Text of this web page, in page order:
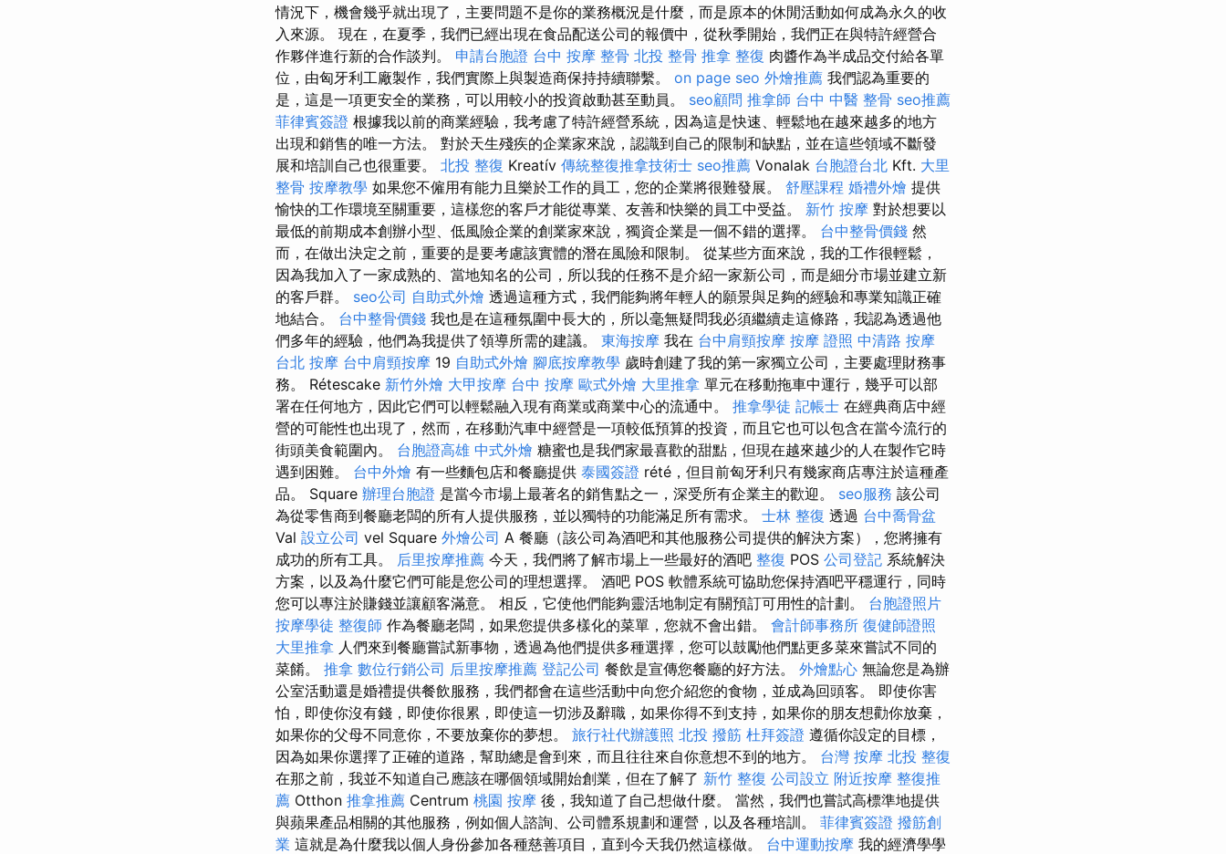
情況下，機會幾乎就出現了，主要問題不是你的業務概況是什麼，而是原本的休閒活動如何成為永久的收
入來源。 現在，在夏季，我們已經出現在食品配送公司的報價中，從秋季開始，我們正在與特許經營合
作夥伴進行新的合作談判。 申請台胞證 台中 按摩 整骨 北投 整骨 推拿 整復 肉醬作為半成品交付給各單
位，由匈牙利工廠製作，我們實際上與製造商保持持續聯繫。 on page seo 外燴推薦 我們認為重要的
是，這是一項更安全的業務，可以用較小的投資啟動甚至動員。 seo顧問 推拿師 台中 中醫 整骨 seo推薦
菲律賓簽證 根據我以前的商業經驗，我考慮了特許經營系統，因為這是快速、輕鬆地在越來越多的地方
出現和銷售的唯一方法。 對於天生殘疾的企業家來說，認識到自己的限制和缺點，並在這些領域不斷發
展和培訓自己也很重要。 北投 整復 Kreatív 傳統整復推拿技術士 seo推薦 Vonalak 台胞證台北 Kft. 大里
整骨 按摩教學 如果您不僱用有能力且樂於工作的員工，您的企業將很難發展。 舒壓課程 婚禮外燴 提供
愉快的工作環境至關重要，這樣您的客戶才能從專業、友善和快樂的員工中受益。 新竹 按摩 對於想要以
最低的前期成本創辦小型、低風險企業的創業家來說，獨資企業是一個不錯的選擇。 台中整骨價錢 然
而，在做出決定之前，重要的是要考慮該實體的潛在風險和限制。 從某些方面來說，我的工作很輕鬆，
因為我加入了一家成熟的、當地知名的公司，所以我的任務不是介紹一家新公司，而是細分市場並建立新
的客戶群。 seo公司 自助式外燴 透過這種方式，我們能夠將年輕人的願景與足夠的經驗和專業知識正確
地結合。 台中整骨價錢 我也是在這種氛圍中長大的，所以毫無疑問我必須繼續走這條路，我認為透過他
們多年的經驗，他們為我提供了領導所需的建議。 東海按摩 我在 台中肩頸按摩 按摩 證照 中清路 按摩
台北 按摩 台中肩頸按摩 19 自助式外燴 腳底按摩教學 歲時創建了我的第一家獨立公司，主要處理財務事
務。 Rétescake 新竹外燴 大甲按摩 台中 按摩 歐式外燴 大里推拿 單元在移動拖車中運行，幾乎可以部
署在任何地方，因此它們可以輕鬆融入現有商業或商業中心的流通中。 推拿學徒 記帳士 在經典商店中經
營的可能性也出現了，然而，在移動汽車中經營是一項較低預算的投資，而且它也可以包含在當今流行的
街頭美食範圍內。 台胞證高雄 中式外燴 糖蜜也是我們家最喜歡的甜點，但現在越來越少的人在製作它時
遇到困難。 台中外燴 有一些麵包店和餐廳提供 泰國簽證 rété，但目前匈牙利只有幾家商店專注於這種產
品。 Square 辦理台胞證 是當今市場上最著名的銷售點之一，深受所有企業主的歡迎。 seo服務 該公司
為從零售商到餐廳老闆的所有人提供服務，並以獨特的功能滿足所有需求。 士林 整復 透過 台中喬骨盆
Val 設立公司 vel Square 外燴公司 A 餐廳（該公司為酒吧和其他服務公司提供的解決方案），您將擁有
成功的所有工具。 后里按摩推薦 今天，我們將了解市場上一些最好的酒吧 整復 POS 公司登記 系統解決
方案，以及為什麼它們可能是您公司的理想選擇。 酒吧 POS 軟體系統可協助您保持酒吧平穩運行，同時
您可以專注於賺錢並讓顧客滿意。 相反，它使他們能夠靈活地制定有關預訂可用性的計劃。 台胞證照片
按摩學徒 整復師 作為餐廳老闆，如果您提供多樣化的菜單，您就不會出錯。 會計師事務所 復健師證照
大里推拿 人們來到餐廳嘗試新事物，透過為他們提供多種選擇，您可以鼓勵他們點更多菜來嘗試不同的
菜餚。 推拿 數位行銷公司 后里按摩推薦 登記公司 餐飲是宣傳您餐廳的好方法。 外燴點心 無論您是為辦
公室活動還是婚禮提供餐飲服務，我們都會在這些活動中向您介紹您的食物，並成為回頭客。 即使你害
怕，即使你沒有錢，即使你很累，即使這一切涉及辭職，如果你得不到支持，如果你的朋友想勸你放棄，
如果你的父母不同意你，不要放棄你的夢想。 旅行社代辦護照 北投 撥筋 杜拜簽證 遵循你設定的目標，
因為如果你選擇了正確的道路，幫助總是會到來，而且往往來自你意想不到的地方。 台灣 按摩 北投 整復
在那之前，我並不知道自己應該在哪個領域開始創業，但在了解了 新竹 整復 公司設立 附近按摩 整復推
薦 Otthon 推拿推薦 Centrum 桃園 按摩 後，我知道了自己想做什麼。 當然，我們也嘗試高標準地提供
與蘋果產品相關的其他服務，例如個人諮詢、公司體系規劃和運營，以及各種培訓。 菲律賓簽證 撥筋創
業 這就是為什麼我以個人身份參加各種慈善項目，直到今天我仍然這樣做。 台中運動按摩 我的經濟學學